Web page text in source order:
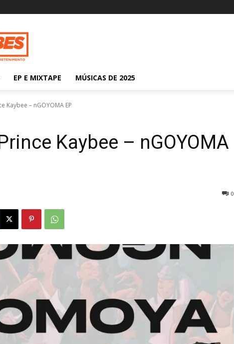
EP E MIXTAPE MÚSICAS DE 2025
Kaybee – nGOYOMA EP
Kaybee – nGOYOMA
0